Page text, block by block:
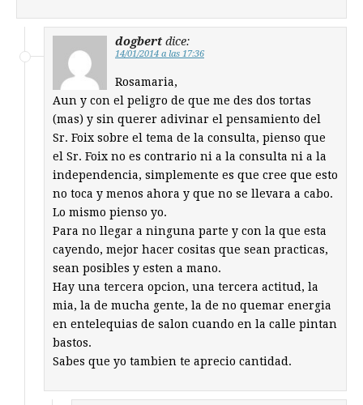
dogbert dice:
14/01/2014 a las 17:36
Rosamaria,
Aun y con el peligro de que me des dos tortas
(mas) y sin querer adivinar el pensamiento del
Sr. Foix sobre el tema de la consulta, pienso que
el Sr. Foix no es contrario ni a la consulta ni a la
independencia, simplemente es que cree que esto
no toca y menos ahora y que no se llevara a cabo.
Lo mismo pienso yo.
Para no llegar a ninguna parte y con la que esta
cayendo, mejor hacer cositas que sean practicas,
sean posibles y esten a mano.
Hay una tercera opcion, una tercera actitud, la
mia, la de mucha gente, la de no quemar energia
en entelequias de salon cuando en la calle pintan
bastos.
Sabes que yo tambien te aprecio cantidad.